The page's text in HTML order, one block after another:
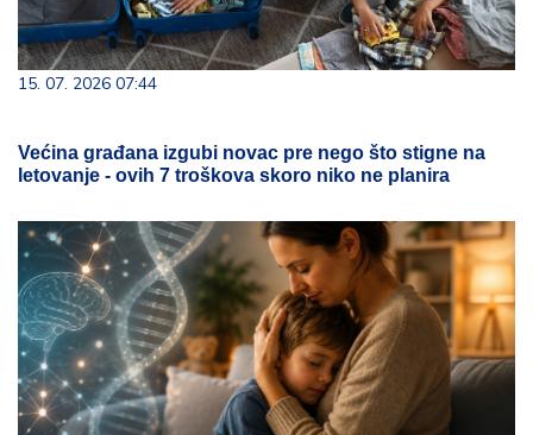
15. 07. 2026 07:44
Većina građana izgubi novac pre nego što stigne na
letovanje - ovih 7 troškova skoro niko ne planira